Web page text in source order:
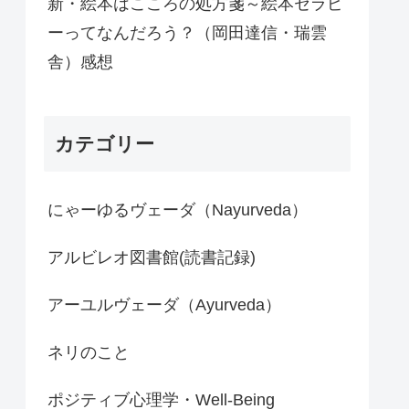
新・絵本はこころの処方箋～絵本セラピ
ーってなんだろう？（岡田達信・瑞雲
舎）感想
カテゴリー
にゃーゆるヴェーダ（Nayurveda）
アルビレオ図書館(読書記録)
アーユルヴェーダ（Ayurveda）
ネリのこと
ポジティブ心理学・Well-Being